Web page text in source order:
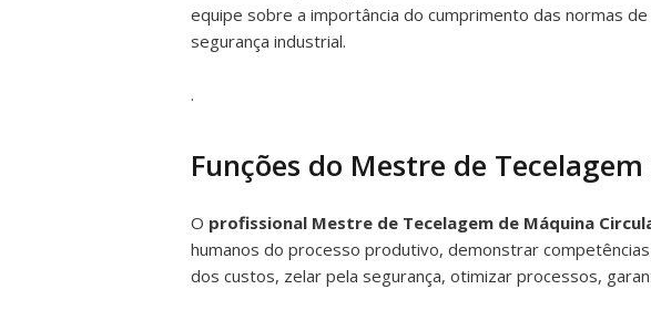
equipe sobre a importância do cumprimento das normas
segurança industrial.
.
Funções do Mestre de
O profissional Mestre de Tecelagem de Máquina
humanos do processo produtivo, demonstrar
dos custos, zelar pela segurança, otimizar processos,